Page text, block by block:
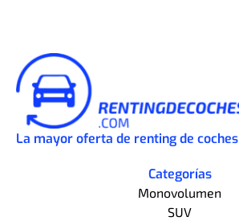
La mayor oferta de renting de coches
Categorías
Monovolumen
SUV